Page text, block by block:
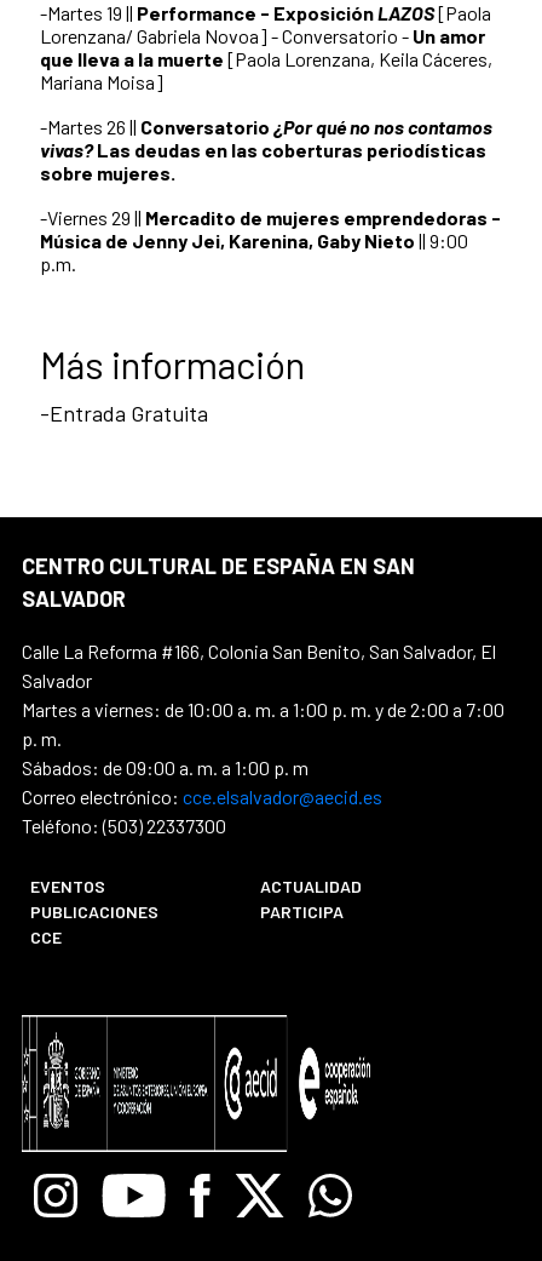
-Martes 19 || Performance - ExposiciónLAZOS[Paola
Lorenzana/ Gabriela Novoa] - Conversatorio - Un amor
que lleva a la muerte [Paola Lorenzana, Keila Cáceres,
Mariana Moisa]
-Martes 26 || Conversatorio ¿Por qué no nos contamos
vivas?Las deudas en las coberturas periodísticas
sobre mujeres.
-Viernes 29 || Mercadito de mujeres emprendedoras -
Música de Jenny Jei, Karenina, Gaby Nieto || 9:00
p.m.
Más información
-Entrada Gratuita
CENTRO CULTURAL DE ESPAÑA EN SAN
SALVADOR
Calle La Reforma #166, Colonia San Benito, San Salvador, El
Salvador
Martes a viernes: de 10:00 a. m. a 1:00 p. m. y de 2:00 a 7:00
p. m.
Sábados: de 09:00 a. m. a 1:00 p. m
Correo electrónico: cce.elsalvador@aecid.es
Teléfono: (503) 22337300
EVENTOS
ACTUALIDAD
PUBLICACIONES
PARTICIPA
CCE
InstagramYoutube Facebook
X Whatsapp